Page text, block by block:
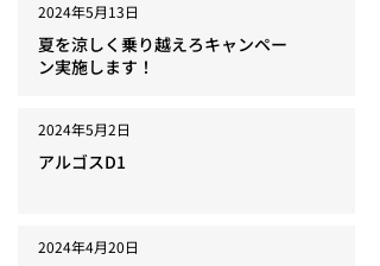
2024年5月13日
夏を涼しく乗り越えろキャンペー
ン実施します！
2024年5月2日
アルゴスD1
2024年4月20日